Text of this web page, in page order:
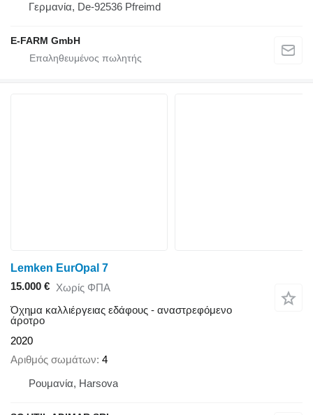
Γερμανία, De-92536 Pfreimd
E-FARM GmbH
Lemken EurOpal 7
15.000 € Χωρίς ΦΠΑ
Όχημα καλλιέργειας εδάφους - αναστρεφόμενο
άροτρο
2020
Αριθμός σωμάτων 4
Ρουμανία, Harsova